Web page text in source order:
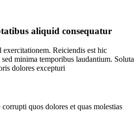
aliquid consequatur
exercitationem. Reiciendis est hic
minima temporibus laudantium. Soluta
dolores excepturi
quos dolores et quas molestias